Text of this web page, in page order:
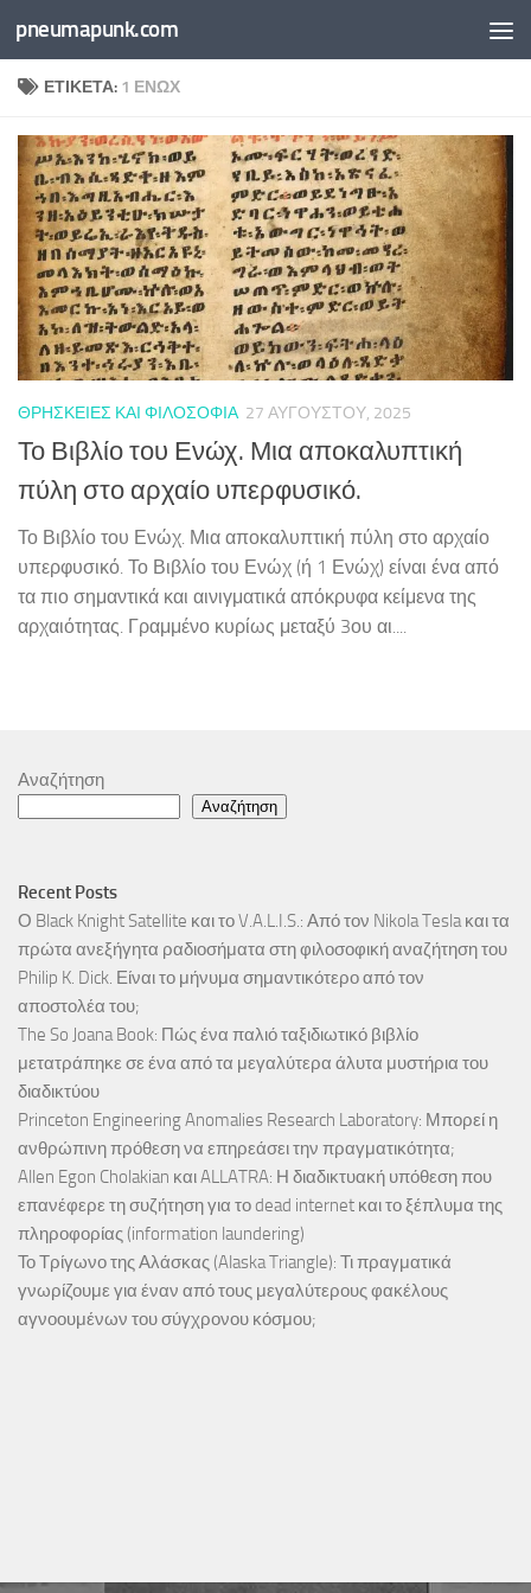
Skip to content
pneumapunk.com
ΕΤΙΚΈΤΑ: 1 ΕΝΏΧ
ΘΡΗΣΚΕΊΕΣ ΚΑΙ ΦΙΛΟΣΟΦΊΑ 27 ΑΥΓΟΎΣΤΟΥ, 2025
Το Βιβλίο του Ενώχ. Μια αποκαλυπτική
πύλη στο αρχαίο υπερφυσικό.
Το Βιβλίο του Ενώχ. Μια αποκαλυπτική πύλη στο αρχαίο
υπερφυσικό. Το Βιβλίο του Ενώχ (ή 1 Ενώχ) είναι ένα από
τα πιο σημαντικά και αινιγματικά απόκρυφα κείμενα της
αρχαιότητας. Γραμμένο κυρίως μεταξύ 3ου αι....
Αναζήτηση
Αναζήτηση
Recent Posts
Ο Black Knight Satellite και το V.A.L.I.S.: Από τον Nikola Tesla και τα
πρώτα ανεξήγητα ραδιοσήματα στη φιλοσοφική αναζήτηση του
Philip K. Dick. Είναι το μήνυμα σημαντικότερο από τον
αποστολέα του;
The So Joana Book: Πώς ένα παλιό ταξιδιωτικό βιβλίο
μετατράπηκε σε ένα από τα μεγαλύτερα άλυτα μυστήρια του
διαδικτύου
Princeton Engineering Anomalies Research Laboratory: Μπορεί η
ανθρώπινη πρόθεση να επηρεάσει την πραγματικότητα;
Allen Egon Cholakian και ALLATRA: Η διαδικτυακή υπόθεση που
επανέφερε τη συζήτηση για το dead internet και το ξέπλυμα της
πληροφορίας (information laundering)
Το Τρίγωνο της Αλάσκας (Alaska Triangle): Τι πραγματικά
γνωρίζουμε για έναν από τους μεγαλύτερους φακέλους
αγνοουμένων του σύγχρονου κόσμου;